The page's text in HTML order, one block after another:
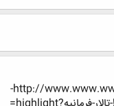
http://www.www.www.iran-eng.ir/showthread.php/356967-